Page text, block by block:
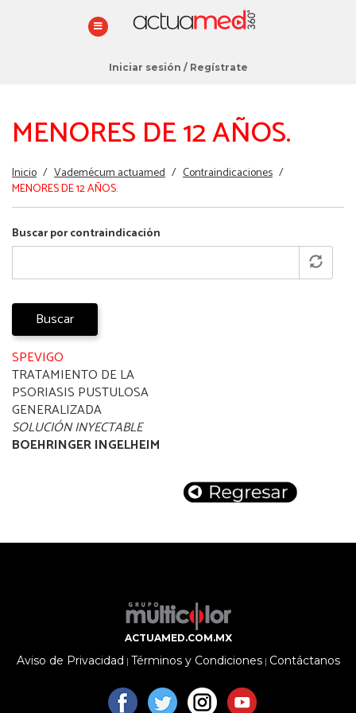
Iniciar sesión / Regístrate
MENORES DE 12 AÑOS.
Estás
aquí
Inicio / Vademécum actuamed / Contraindicaciones /
MENORES DE 12 AÑOS.
Buscar por contraindicación
Buscar
SPEVIGO
TRATAMIENTO DE LA
PSORIASIS PUSTULOSA
GENERALIZADA
SOLUCIÓN INYECTABLE
BOEHRINGER INGELHEIM
ACTUAMED.COM.MX
Aviso de Privacidad | Términos y Condiciones | Contáctanos